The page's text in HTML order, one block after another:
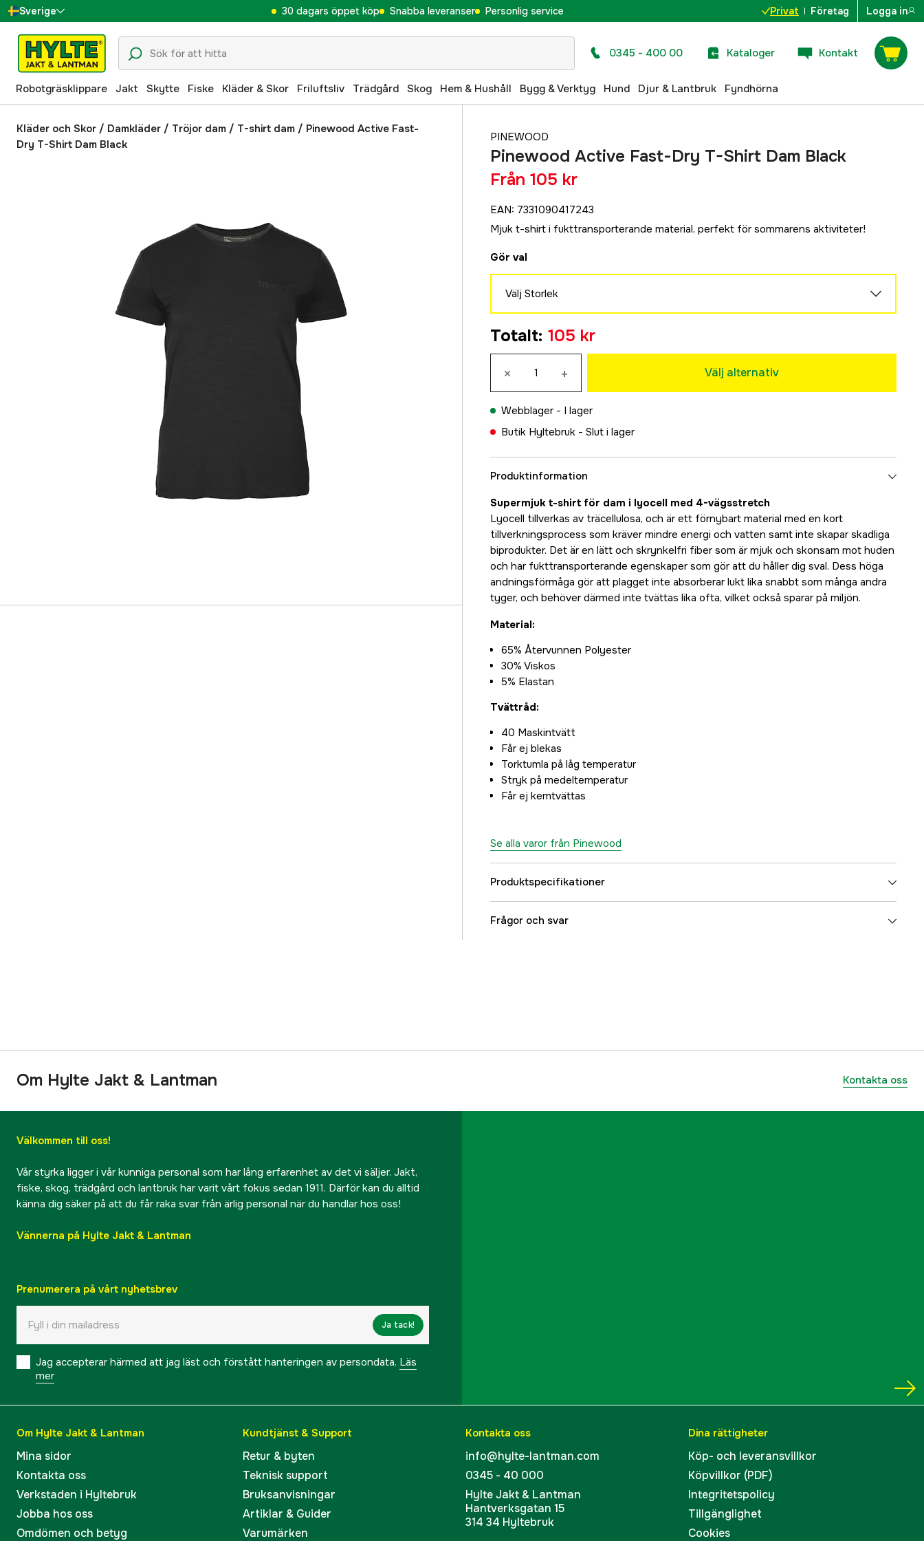
Sverige
Danmark
Suomi
Norge
Deutschland
30 dagars öppet köp Snabba leveranser Personlig service Privat Företag Logga in
0345 - 400 00 Kataloger Kontakt
Robotgräsklippare Jakt Skytte Fiske Kläder & Skor Friluftsliv Trädgård Skog Hem & Hushåll Bygg & Verktyg Hund Djur & Lantbruk Fyndhörna
Kläder och Skor / Damkläder / Tröjor dam / T-shirt dam / Pinewood Active Fast-
Dry T-Shirt Dam Black
PINEWOOD
Pinewood Active Fast-Dry T-Shirt Dam Black
Från 105 kr
EAN: 7331090417243
Mjuk t-shirt i fukttransporterande material, perfekt för sommarens aktiviteter!
Gör val
Välj Storlek
349 kr
349 kr
105 kr
L
349 kr
XL
XXL
349 kr
Tillfälligt slut
Totalt: 105 kr
× + Välj alternativ
Webblager - I lager
Butik Hyltebruk - Slut i lager
Produktinformation
Supermjuk t-shirt för dam i lyocell med 4-vägsstretch
Lyocell tillverkas av träcellulosa, och är ett förnybart material med en kort
tillverkningsprocess som kräver mindre energi och vatten samt inte skapar skadliga
biprodukter. Det är en lätt och skrynkelfri fiber som är mjuk och skonsam mot huden
och har fukttransporterande egenskaper som gör att du håller dig sval. Dess höga
andningsförmåga gör att plagget inte absorberar lukt lika snabbt som många andra
tyger, och behöver därmed inte tvättas lika ofta, vilket också sparar på miljön.
Material:
65% Återvunnen Polyester
30% Viskos
5% Elastan
Tvättråd:
40 Maskintvätt
Får ej blekas
Torktumla på låg temperatur
Stryk på medeltemperatur
Får ej kemtvättas
Se alla varor från Pinewood
Produktspecifikationer
Color
7331090417243
Frågor och svar
Om Hylte Jakt & Lantman Kontakta oss
Välkommen till oss!
Vår styrka ligger i vår kunniga personal som har lång erfarenhet av det vi säljer. Jakt,
fiske, skog, trädgård och lantbruk har varit vårt fokus sedan 1911. Därför kan du alltid
känna dig säker på att du får raka svar från ärlig personal när du handlar hos oss!
Vännerna på Hylte Jakt & Lantman
Prenumerera på vårt nyhetsbrev
Ja tack!
Jag accepterar härmed att jag läst och förstått hanteringen av persondata. Läs
mer
Om Hylte Jakt & Lantman
Mina sidor
Kontakta oss
Verkstaden i Hyltebruk
Jobba hos oss
Omdömen och betyg
Kundtjänst & Support
Retur & byten
Teknisk support
Bruksanvisningar
Artiklar & Guider
Varumärken
Kontakta oss
info@hylte-lantman.com
0345 - 40 000
Hylte Jakt & Lantman
Hantverksgatan 15
314 34 Hyltebruk
Dina rättigheter
Köp- och leveransvillkor
Köpvillkor (PDF)
Integritetspolicy
Tillgänglighet
Cookies